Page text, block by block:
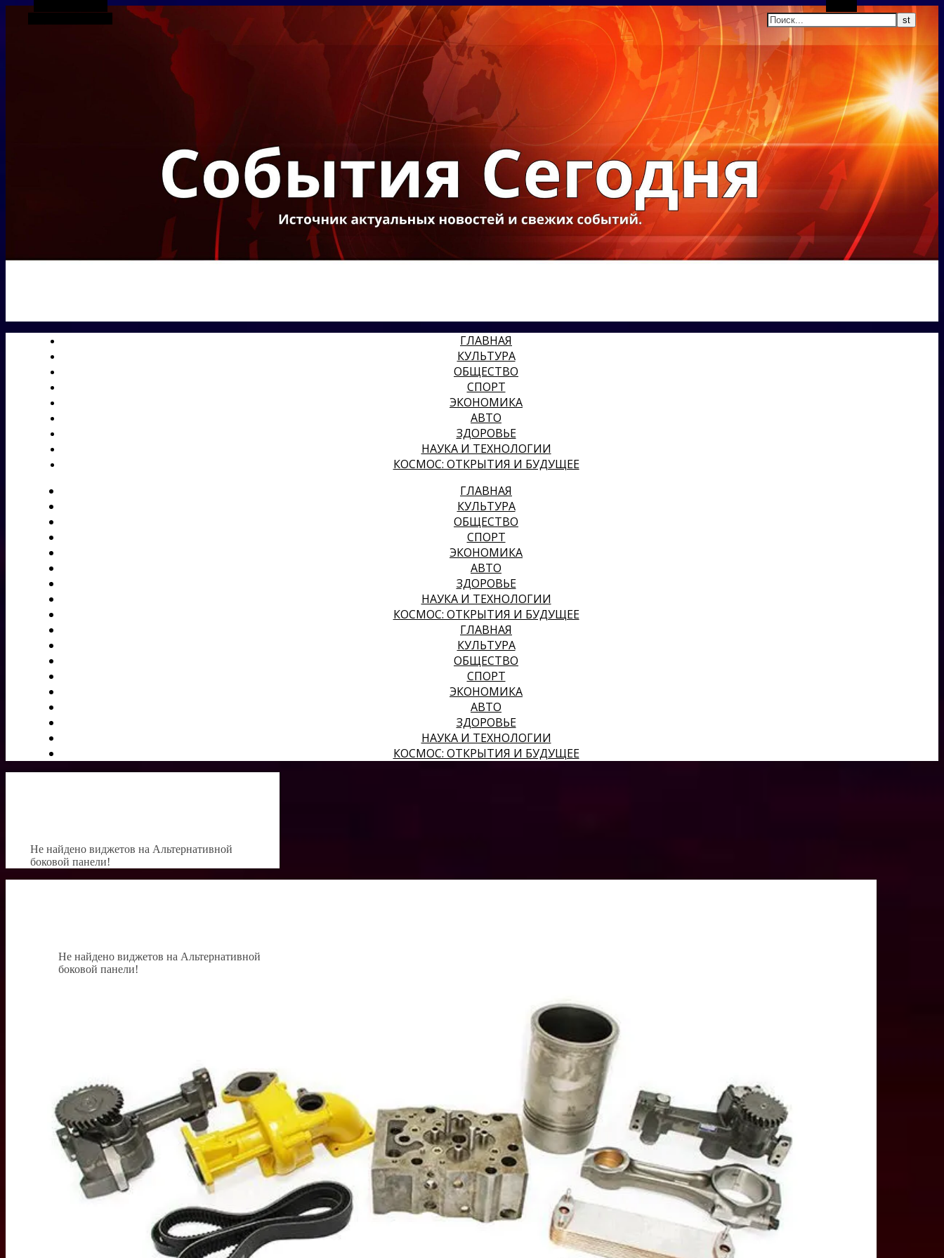
Боковая панель
ГЛАВНАЯ
КУЛЬТУРА
ОБЩЕСТВО
СПОРТ
ЭКОНОМИКА
АВТО
ЗДОРОВЬЕ
НАУКА И ТЕХНОЛОГИИ
КОСМОС: ОТКРЫТИЯ И БУДУЩЕЕ
ГЛАВНАЯ
КУЛЬТУРА
ОБЩЕСТВО
СПОРТ
ЭКОНОМИКА
АВТО
ЗДОРОВЬЕ
НАУКА И ТЕХНОЛОГИИ
КОСМОС: ОТКРЫТИЯ И БУДУЩЕЕ
ГЛАВНАЯ
КУЛЬТУРА
ОБЩЕСТВО
СПОРТ
ЭКОНОМИКА
АВТО
ЗДОРОВЬЕ
НАУКА И ТЕХНОЛОГИИ
КОСМОС: ОТКРЫТИЯ И БУДУЩЕЕ
Не найдено виджетов на Альтернативной
боковой панели!
Не найдено виджетов на Альтернативной
боковой панели!